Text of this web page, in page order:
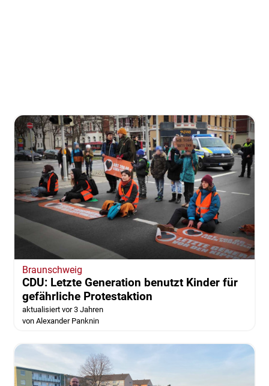
Braunschweig
CDU: Letzte Generation benutzt Kinder für
gefährliche Protestaktion
aktualisiert vor 3 Jahren
von Alexander Panknin